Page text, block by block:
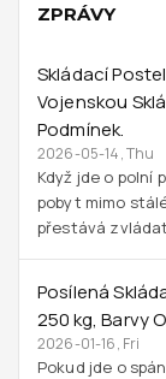
ZPRÁVY
Skládací
Vojenskou
Podmínek.
2026-05-14, Thu
Když jde o polní
pobyt mimo
přestává
Posílená
250 Kg, Barvy
2026-01-16, Fri
Pokud jde o